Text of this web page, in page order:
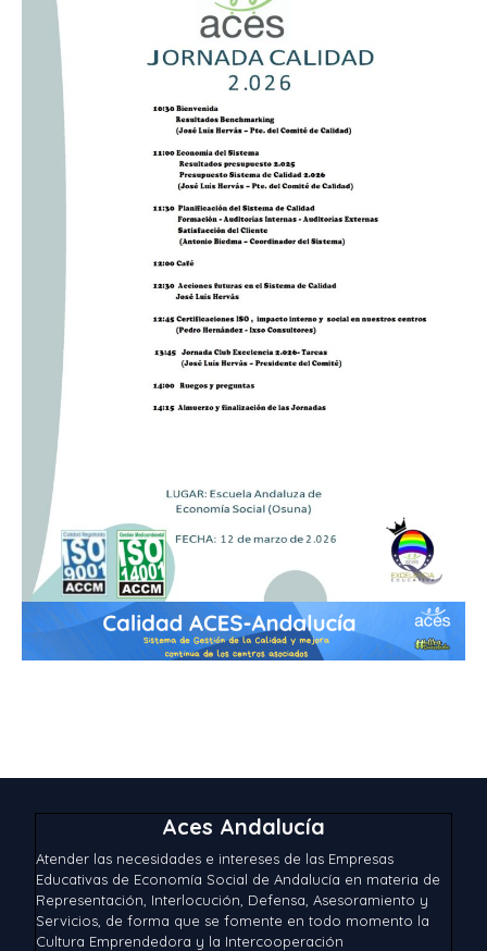
Aces Andalucía
Atender las necesidades e intereses de las Empresas
Educativas de Economía Social de Andalucía en materia de
Representación, Interlocución, Defensa, Asesoramiento y
Servicios, de forma que se fomente en todo momento la
Cultura Emprendedora y la Intercooperación